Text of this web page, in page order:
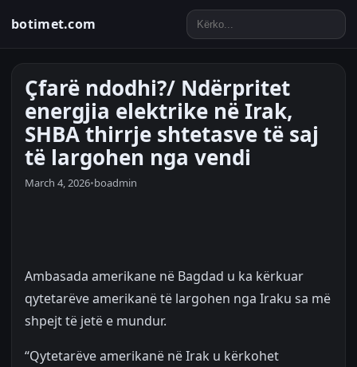
botimet.com
Çfarë ndodhi?/ Ndërpritet
energjia elektrike në Irak,
SHBA thirrje shtetasve të saj
të largohen nga vendi
March 4, 2026•boadmin
Ambasada amerikane në Bagdad u ka kërkuar
qytetarëve amerikanë të largohen nga Iraku sa më
shpejt të jetë e mundur.
“Qytetarëve amerikanë në Irak u kërkohet